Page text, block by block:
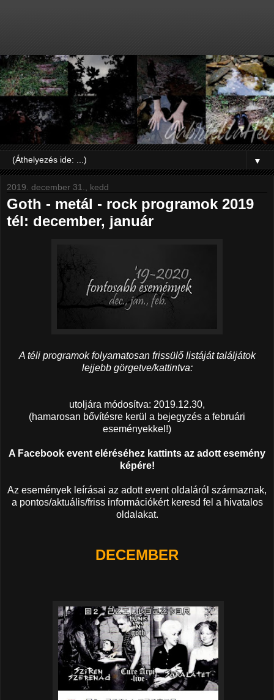
▼
2019. december 31., kedd
Goth - metál - rock programok 2019
tél: december, január
A téli programok folyamatosan frissülő listáját találjátok
lejjebb görgetve/kattintva:
utoljára módosítva: 2019.12.30,
(hamarosan bővítésre kerül a bejegyzés a februári
eseményekkel!)
A Facebook event eléréséhez kattints az adott esemény
képére!
Az események leírásai az adott event oldaláról származnak,
a pontos/aktuális/friss információkért keresd fel a hivatalos
oldalakat.
DECEMBER